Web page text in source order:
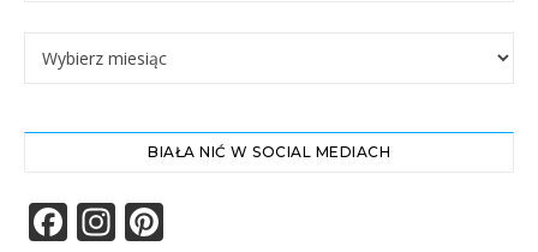
Archiwa
BIAŁA NIĆ W SOCIAL MEDIACH
Facebook
Instagram